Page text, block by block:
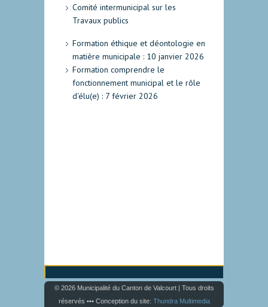
Comité intermunicipal sur les
Travaux publics
Formation éthique et déontologie en
matière municipale : 10 janvier 2026
Formation comprendre le
fonctionnement municipal et le rôle
d'élu(e) : 7 février 2026
© 2026 Municipalité du Canton de Valcourt | Tous droits
réservés ••• Conception du site: Thundra Multimedia